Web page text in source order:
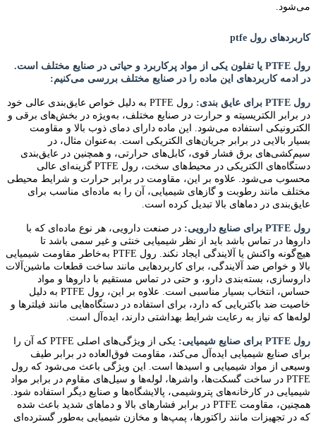
می‌شود
کاربردهای رول ptfe
رول PTFE یا تفلون یکی از مواد پرکاربرد و حیاتی در صنایع مختلف است.
در ادمه کاربردهای این ماده را در صنایع مختلف بررسی می‌کنیم:
رول PTFE برای عایق‌ بندی:
رول PTFE به دلیل خواص عایق‌بندی عالی خود
در برابر الکتریسیته و حرارت در صنایع مختلف، به‌ویژه در بخش‌های برقی و
الکترونیکی استفاده می‌شود. این ماده دارای دمای ذوب بالا و مقاومت
بسیار بالایی در برابر جریان‌های الکتریکی است. به‌عنوان مثال، در
سیم‌کشی‌های برق فشار قوی، کابل‌های حرارتی، و همچنین در عایق‌بندی
دستگاه‌های الکتریکی در محیط‌های سخت، رول PTFE گزینه‌ای عالی
محسوب می‌شود. علاوه بر این، مقاومت در برابر حرارت و شرایط محیطی
مختلف مانند رطوبت و گازهای شیمیایی، آن را به ماده‌ای مناسب برای
عایق‌بندی در دماهای بالا تبدیل کرده است.
رول PTFE برای صنایع دارویی:
در صنعت دارویی، هر نوع ماده‌ای که با
داروها در تماس باشد باید از نظر شیمیایی خنثی و غیر سمی باشد تا
هیچ‌گونه واکنش یا آلایندگی ایجاد نکند. رول PTFE به‌خاطر مقاومت شیمیایی
بالا و خواص ضد آلایندگی، برای کاربردهایی مانند ساخت قطعات ماشین‌آلات
داروسازی، بسته‌بندی دارو، و حتی در تماس مستقیم با داروها و مواد
حساس، انتخاب بسیار مناسبی است. علاوه بر این، رول PTFE به دلیل
خاصیت ضد باکتریایی که دارد، برای استفاده در دستگاه‌هایی مانند فیلترها و
لوله‌ها که نیاز به رعایت شرایط بهداشتی دارند، ایده‌آل است.
رول PTFE برای صنایع شیمیایی:
یکی از ویژگی‌های اصلی PTFE که آن را
برای صنایع شیمیایی ایده‌آل می‌کند، مقاومت فوق‌العاده در برابر طیف
وسیعی از مواد شیمیایی و اسیدها است. این ویژگی باعث می‌شود که رول
PTFE در ساخت گسکت‌ها، واشرها، لوله‌ها و سیل‌های مقاوم در برابر مواد
شیمیایی در کارخانه‌های پتروشیمی، پالایشگاه‌ها و صنایع دیگر استفاده شود.
همچنین، مقاومت PTFE در برابر فشارهای بالا و دماهای شدید باعث شده
که در تجهیزات مانند راکتورها، پمپ‌ها و مخازن شیمیایی به‌طور گسترده‌ای